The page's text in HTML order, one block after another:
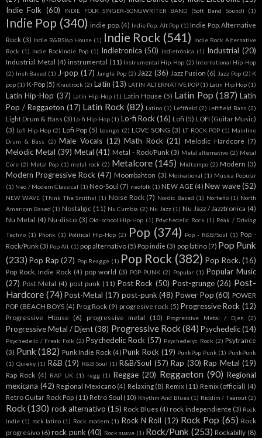
Indie Folk (60) INDIE FOLK SINGER-SONGWRITER BAND (Soft Band Sound) (1)
Indie Pop (340) indie pop. (4) Indie Pop. Alt Pop (1) Indie Pop. Alternative
Rock (3) Indie R&BSlap House (1) Indie Rock (541) Indie Rock Alternative
Rock (1) Indie RockIndie Pop (1) Indietronica (50) indietrónica (1) Industrial (20)
Industrial Metal (4) instrumental (11) Instrumental Hip-Hop (2) International Hip-Hop
(2) Irish Based (1) J-pop (17) Jangle Pop (2) Jazz (36) Jazz Fusion (6) Jazz Pop (2) K
pop (1) K-Pop (5) Krautrock (2) Latin (13) LATIN ALTERNATIVE POP (1) Latin Hip Hop (1)
Latin Hip-Hop (37) Latín Hip-Hop (1) Latin House (5) Latin Pop (187) Latin
Pop / Reggaeton (17) Latin Rock (82) Latino (1) Leftfield (2) Leftfield Bass (2)
Light Drum & Bass (3) Lo-fi Hip-Hop (1) Lo-fi Rock (16) Lofi (5) LOFI (Guitar Music)
(3) Lofi Hip-Hop (2) Lofi Pop (5) Lounge (2) LOVE SONG (3) LT ROCK POP (1) Mainline
Drum & Bass (2) Male Vocals (12) Math Rock (21) Melodic Hardcore (7)
Melodic Metal (39) Metal (41) Metal - Rock/Punk (3) Metal alternativo (2) Metal
Core (2) Metal Pop (1) metal rock (2) Metalcore (145) Midtempo (2) Modern (3)
Modern Progressive Rock (47) Moombahton (3) Motivational (1) Música Popular
(1) Neo / Modern Classical (1) Neo-Soul (7) neofolk (1) NEW AGE (4) New wave (52)
NEW WAVE (Think The Smiths) (1) Noise Rock (7) Nordic Based (1) Norteño (1) North
American Based (1) Nostalgic (11) Nu Cumbia (2) Nu Jazz (1) Nu Jazz / Jazztronica (4)
Nu Metal (4) Nu-disco (3) Old-school Hip-Hop (1) Pdychedelic Rock (1) Peak / Driving
Techno (1) Phonk (1) Political Hip-Hop (2) Pop (374) Pop - R&B/Soul (1) Pop -
Rock/Punk (3) Pop Alt (1) pop alternativo (5) Pop indie (3) pop latino (7) Pop Punk
(233) Pop Rap (27) Pop Reagge (1) Pop Rock (382) Pop Rock. (16)
Pop Rock. Indie Rock (4) pop world (3) POP-PUNK (2) Popular (1) Popular Music
(27) Post Metal (4) post punk (11) Post Rock (50) Post-grunge (26) Post-
Hardcore (74) Post-Metal (17) post-punk (48) Power Pop (60) POWER
POP (BEACH BOYS (4) Prog Rock (9) progresive rock (5) Progressive Rock (12)
Progressive House (6) progressive metal (10) Progressive Metal / Djen (2)
Progressive Metal / Djent (38) Progressive Rock (84) Psychedelic(14)
Psychedelic / Freak Folk (2) Psychedelic Rock (57) Psychedelyc Rock (2) Psytrance
(3) Punk (182) Punk Indie Rock (4) Punk Rock (19) PunkPop Punk (1) PunkPunk
(1) Quieky (1) R&B (19) R&B Soul (1) R&B/Soul (57) Rap (30) Rap Metal (19)
Rap Rock (4) RAP UK (1) regg (1) Reggae (20) Reggaeton (90) Regional
mexicana (42) Regional Mexicano (4) Relaxing (8) Remix (11) Remix (official) (4)
Retro Guitar Rock Pop (11) Retro Soul (10) Rhythm And Blues (1) Riddim / Tearout (2)
Rock (130) rock alternativo (15) Rock Blues (4) rock independiente (3) Rock
indie (1) rock latino (1) Rock modern (1) Rock N Roll (12) Rock Pop (65) Rock
progresivo (6) rock punk (40) Rock suave (1) Rock/Punk (253) Rockabilly (8)